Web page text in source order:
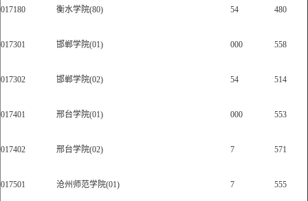
017180 衡水学院(80) 54 480
017301 邯郸学院(01) 000 558
017302 邯郸学院(02) 54 514
017401 邢台学院(01) 000 553
017402 邢台学院(02) 7 571
017501 沧州师范学院(01) 7 555